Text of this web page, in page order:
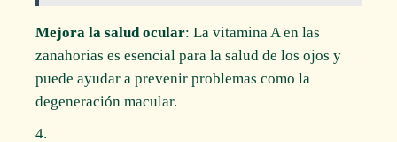
Mejora la salud ocular: La vitamina A en las
zanahorias es esencial para la salud de los ojos y
puede ayudar a prevenir problemas como la
degeneración macular.